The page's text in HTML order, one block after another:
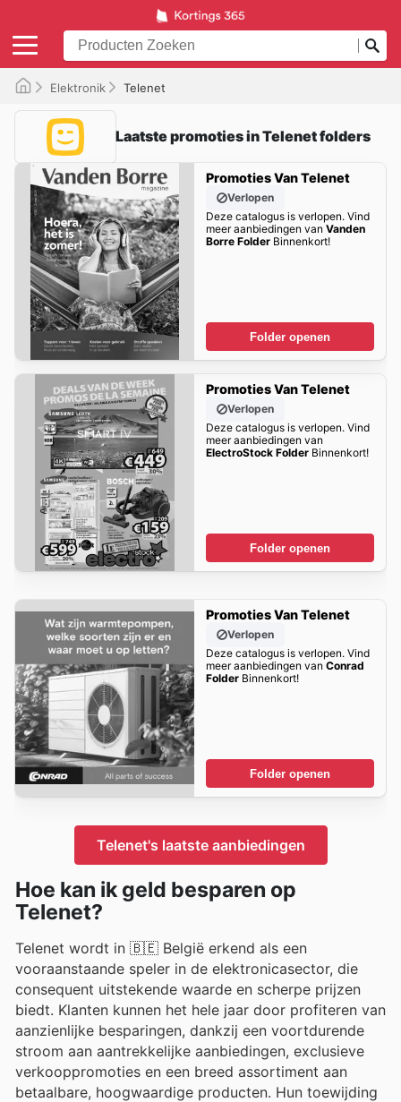
Elektronik Telenet
Laatste promoties in Telenet folders
Promoties Van Telenet
Verlopen
Deze catalogus is verlopen. Vind
meer aanbiedingen van Vanden
Borre FolderBinnenkort!
Folder openen
Promoties Van Telenet
Verlopen
Deze catalogus is verlopen. Vind
meer aanbiedingen van
ElectroStock FolderBinnenkort!
Folder openen
Promoties Van Telenet
Verlopen
Deze catalogus is verlopen. Vind
meer aanbiedingen van Conrad
FolderBinnenkort!
Folder openen
Telenet's laatste aanbiedingen
Hoe kan ik geld besparen op
Telenet?
Telenet wordt in 🇧🇪 België erkend als een
vooraanstaande speler in de elektronicasector, die
consequent uitstekende waarde en scherpe prijzen
biedt. Klanten kunnen het hele jaar door profiteren van
aanzienlijke besparingen, dankzij een voortdurende
stroom aan aantrekkelijke aanbiedingen, exclusieve
verkooppromoties en een breed assortiment aan
betaalbare, hoogwaardige producten. Hun toewijding